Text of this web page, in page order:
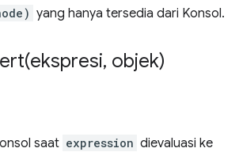
yang hanya tersedia dari Konsol.
ekspresi, objek)
saat expression dievaluasi ke